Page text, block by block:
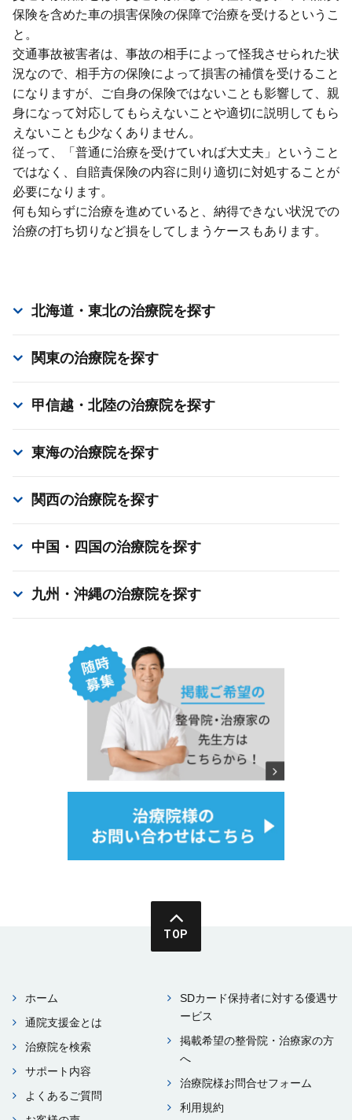
保険を含めた⾞の損害保険の保障で治療を受けるというこ
と。
交通事故被害者は、事故の相⼿によって怪我させられた状
況なので、相⼿⽅の保険によって損害の補償を受けること
になりますが、ご⾃⾝の保険ではないことも影響して、親
⾝になって対応してもらえないことや適切に説明してもら
えないことも少なくありません。
従って、「普通に治療を受けていれば⼤丈夫」ということ
ではなく、⾃賠責保険の内容に則り適切に対処することが
必要になります。
何も知らずに治療を進めていると、納得できない状況での
治療の打ち切りなど損をしてしまうケースもあります。
北海道・東北の治療院を探す
関東の治療院を探す
甲信越・北陸の治療院を探す
東海の治療院を探す
関西の治療院を探す
中国・四国の治療院を探す
九州・沖縄の治療院を探す
TOP
ホーム
通院⽀援⾦とは
治療院を検索
サポート内容
よくあるご質問
SDカード保持者に対する優遇サ
ービス
掲載希望の整⾻院・治療家の⽅
へ
治療院様お問合せフォーム
利⽤規約